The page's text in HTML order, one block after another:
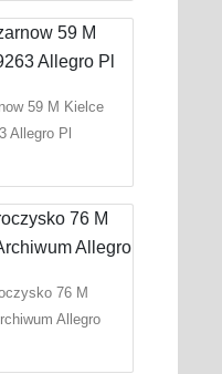
59 M Kielce
Allegro Pl
76 M
Allegro